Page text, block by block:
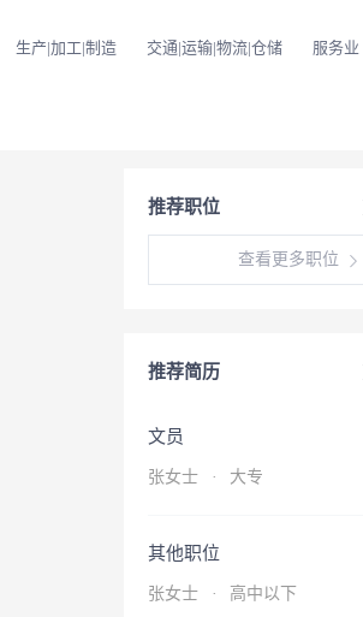
生产|加工|制造 交通|运输|物流|仓储
服务业
推荐职位
查看更多职位
推荐简历
文员
张女士 · 大专
其他职位
张女士 · 高中以下